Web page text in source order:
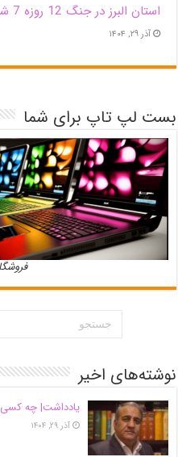
استان البرز در جنگ 12 روزه 7 شهید دانشجو تقدیم انقلاب کرد
آذر ۲۹, ۱۴۰۴
بست لپ تاپ برای شما
نوشته‌های اخیر
یادداشت| ‌چه کسی
آذر ۲۹, ۱۴۰۴